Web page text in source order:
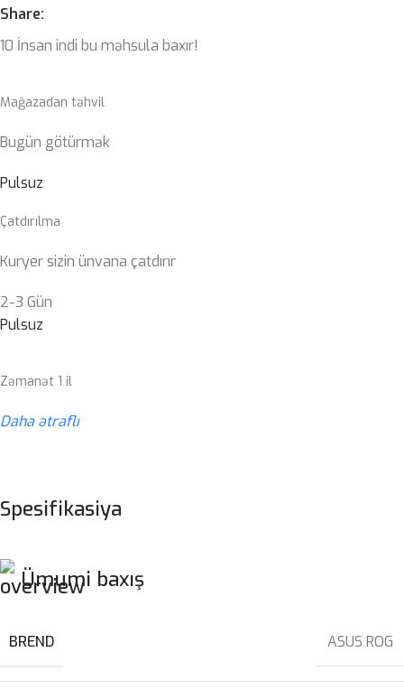
Share:
10 İnsan indi bu məhsula baxır!
Mağazadan təhvil
Bugün götürmək
Pulsuz
Çatdırılma
Kuryer sizin ünvana çatdırır
2-3 Gün
Pulsuz
Zəmanət 1 il
Daha ətraflı
Spesifikasiya
Ümumi baxış
BREND ASUS ROG